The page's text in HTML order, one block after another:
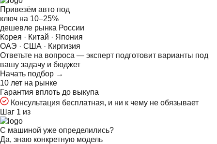
Привезём авто под
ключ на 10–25%
дешевле рынка России
Корея · Китай · Япония
ОАЭ · США · Киргизия
Ответьте на вопроса — эксперт подготовит варианты под
вашу задачу и бюджет
Начать подбор →
10 лет на рынке
Гарантия вплоть до выкупа
Консультация бесплатная, и ни к чему не обязывает
Шаг 1 из
С машиной уже определились?
Да, знаю конкретную модель